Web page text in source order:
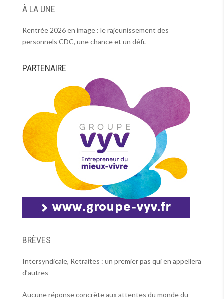
À LA UNE
Rentrée 2026 en image : le rajeunissement des
personnels CDC, une chance et un défi.
PARTENAIRE
BRÈVES
Intersyndicale, Retraites : un premier pas qui en appellera
d’autres
Aucune réponse concrète aux attentes du monde du